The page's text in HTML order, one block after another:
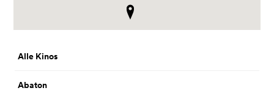
Alle Kinos
Abaton